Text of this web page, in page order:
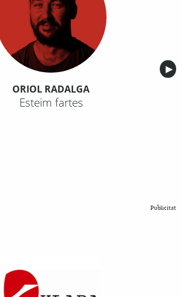
▶︎
ORIOL RADALGA
Esteim fartes
Publicitat